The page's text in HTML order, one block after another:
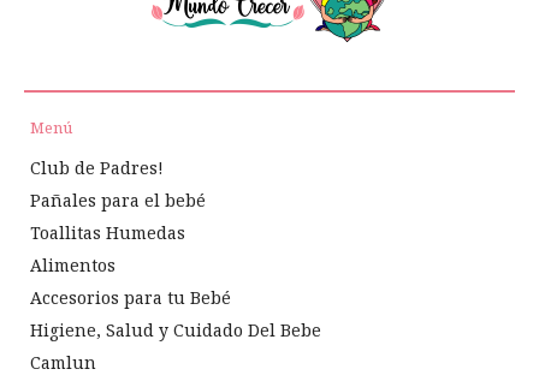
Menú
Club de Padres!
Pañales para el bebé
Toallitas Humedas
Alimentos
Accesorios para tu Bebé
Higiene, Salud y Cuidado Del Bebe
Camlun